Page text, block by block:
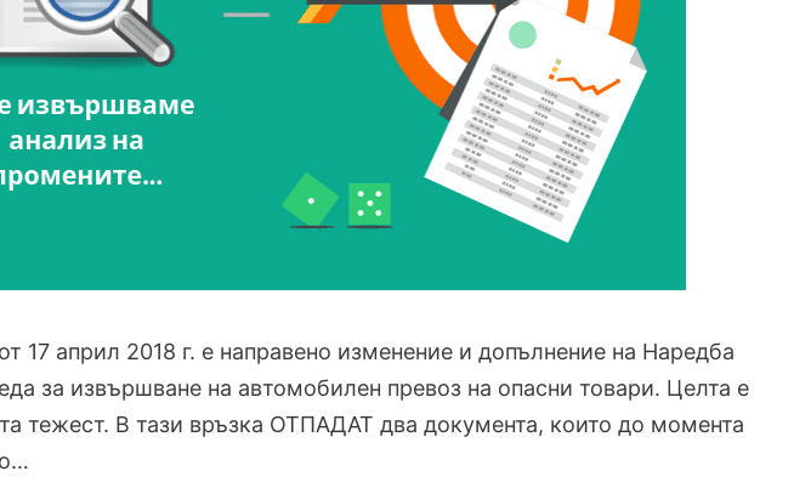
17 април 2018 г. е направено изменение и допълнение на Наредба
за извършване на автомобилен превоз на опасни товари. Целта е
тежест. В тази връзка ОТПАДАТ два документа, които до момента